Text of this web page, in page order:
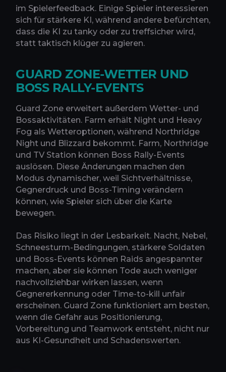
im Spielerfeedback. Einige Spieler interessieren
sich für stärkere KI, während andere befürchten,
dass die KI zu tanky oder zu treffsicher wird,
statt taktisch klüger zu agieren.
GUARD ZONE-WETTER UND
BOSS RALLY-EVENTS
Guard Zone erweitert außerdem Wetter- und
Bossaktivitäten. Farm erhält Night und Heavy
Fog als Wetteroptionen, während Northridge
Night und Blizzard bekommt. Farm, Northridge
und TV Station können Boss Rally-Events
auslösen. Diese Änderungen machen den
Modus dynamischer, weil Sichtverhältnisse,
Gegnerdruck und Boss-Timing verändern
können, wie Spieler sich über die Karte
bewegen.
Das Risiko liegt in der Lesbarkeit. Nacht, Nebel,
Schneesturm-Bedingungen, stärkere Soldaten
und Boss-Events können Raids angespannter
machen, aber sie können Tode auch weniger
nachvollziehbar wirken lassen, wenn
Gegnererkennung oder Time-to-kill unfair
erscheinen. Guard Zone funktioniert am besten,
wenn die Gefahr aus Positionierung,
Vorbereitung und Teamwork entsteht, nicht nur
aus KI-Gesundheit und Schadenswerten.